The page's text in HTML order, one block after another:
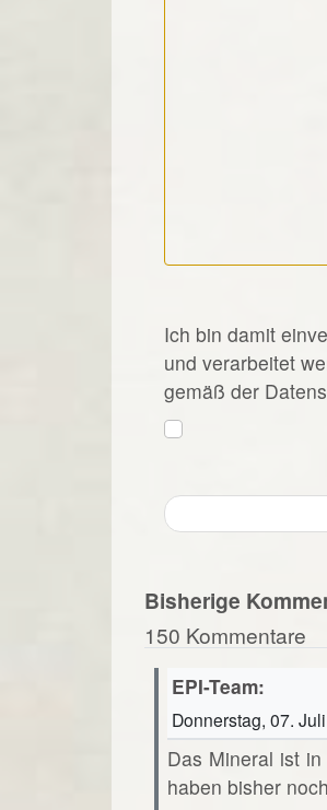
Ich bin damit
und verarbeitet
gemäß der
Bisherige
150 Kommentare
EPI-Team:
Donnerstag, 07.
Das Mineral ist
haben bisher